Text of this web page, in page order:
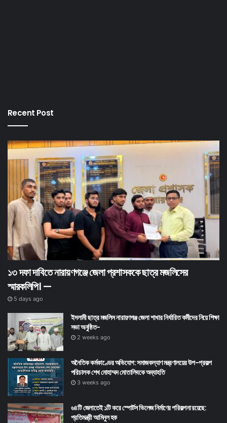
Recent Post
১৩ দফা দাবিতে নারায়ণগঞ্জে জেলা প্রশাসককে ছাত্র মজলিসের
স্মারকলিপি। —
5 days ago
ইসলামী ছাত্র মজলিস নারায়ণগঞ্জ জেলা শাখার নির্ধারিত কর্মীদের নিয়ে শিক্ষা
সভা অনুষ্ঠিত-
2 weeks ago
অনৈতিক কর্মকাণ্ডের অভিযোগ: সমাজকল্যাণ মন্ত্রণালয়ের উপ-প্রকল্প
পরিচালক শেখ মোহাম্মদ মোতালিবকে অব্যাহতি
3 weeks ago
৬৪টি জেলাতেই ১টি করে স্পোর্টস ভিলেজ নির্মাণের পরিকল্পনা রয়েছে:
প্রতিমন্ত্রী আমিনুল হক